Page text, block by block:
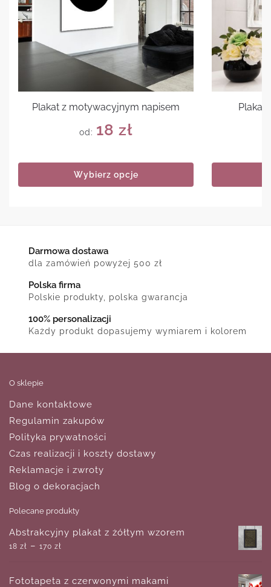
Plakat z motywacyjnym napisem
od: 18 zł
Wybierz opcje
Plakat
Darmowa dostawa
dla zamówień powyżej 500 zł
Polska firma
Polskie produkty, polska gwarancja
100% personalizacji
Każdy produkt dopasujemy wymiarem i kolorem
O sklepie
Dane kontaktowe
Regulamin zakupów
Polityka prywatności
Czas realizacji i koszty dostawy
Reklamacje i zwroty
Blog o dekoracjach
Polecane produkty
Abstrakcyjny plakat z żółtym wzorem
18 zł – 170 zł
Fototapeta z czerwonymi makami